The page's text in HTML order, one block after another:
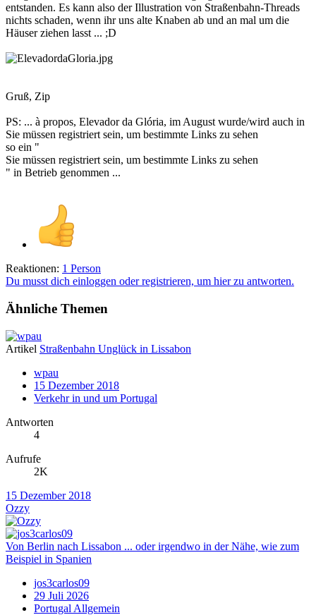
entstanden. Es kann also der Illustration von Straßenbahn-Threads
nichts schaden, wenn ihr uns alte Knaben ab und an mal um die
Häuser ziehen lasst ... ;D
Gruß, Zip
PS: ... à propos, Elevador da Glória, im August wurde/wird auch in
Sie müssen registriert sein, um bestimmte Links zu sehen
so ein "
Sie müssen registriert sein, um bestimmte Links zu sehen
" in Betrieb genommen ...
Reaktionen: 1 Person
Du musst dich einloggen oder registrieren, um hier zu antworten.
Ähnliche Themen
Artikel Straßenbahn Unglück in Lissabon
wpau
15 Dezember 2018
Verkehr in und um Portugal
Antworten
4
Aufrufe
2K
15 Dezember 2018
Ozzy
Von Berlin nach Lissabon ... oder irgendwo in der Nähe, wie zum
Beispiel in Spanien
jos3carlos09
29 Juli 2026
Portugal Allgemein